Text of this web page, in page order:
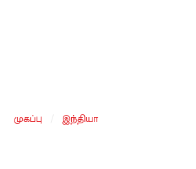
முகப்பு இந்தியா